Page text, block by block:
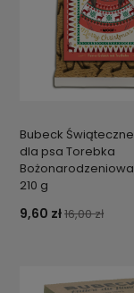
Bubeck
dla psa Torebka
210 g
9,60 zł16,00 zł